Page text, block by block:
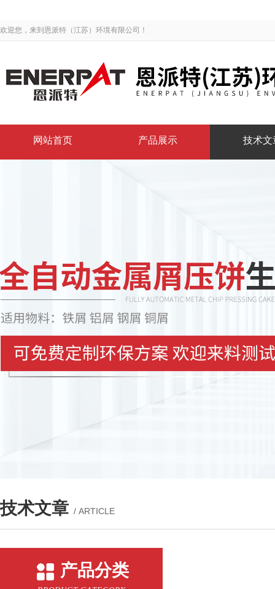
欢迎您，来到恩派特（江苏）环境有限公司！
网站首页 产品展示 技术文
技术文章 / ARTICLE
产品分类